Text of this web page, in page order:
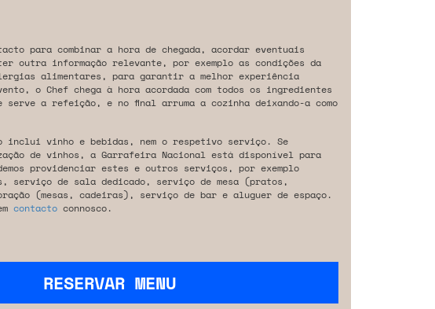
para combinar a hora de chegada, acordar eventuais
outra informação relevante, por exemplo as condições da
alimentares, para garantir a melhor experiência
o Chef chega à hora acordada com todos os ingredientes
serve a refeição, e no final arruma a cozinha deixando-a como
inclui vinho e bebidas, nem o respetivo serviço. Se
de vinhos, a Garrafeira Nacional está disponível para
providenciar estes e outros serviços, por exemplo
serviço de sala dedicado, serviço de mesa (pratos,
(mesas, cadeiras), serviço de bar e aluguer de espaço.
contactoconnosco.
RESERVAR MENU